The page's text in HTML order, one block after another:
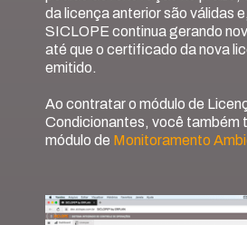
da licença anterior são válidas
SICLOPE continua gerando
até que o certificado da nova
emitido.
Ao contratar o módulo de
Condicionantes, você também
módulo de Monitoramento